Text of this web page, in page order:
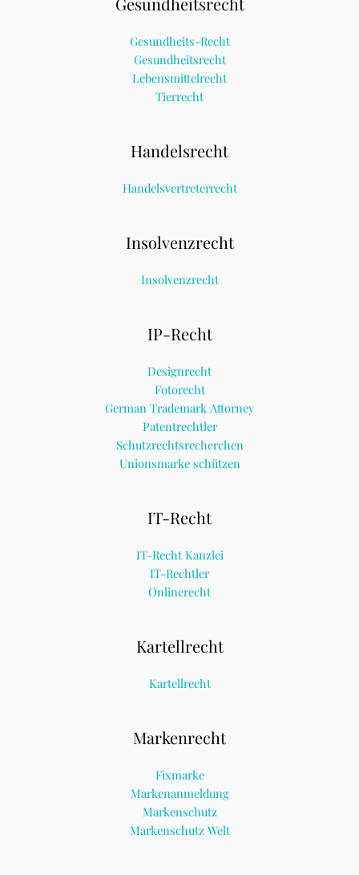
Gesundheits-Recht
Gesundheitsrecht
Lebensmittelrecht
Tierrecht
Handelsrecht
Handelsvertreterrecht
Insolvenzrecht
Insolvenzrecht
IP-Recht
Designrecht
Fotorecht
German Trademark Attorney
Patentrechtler
Schutzrechtsrecherchen
Unionsmarke schützen
IT-Recht
IT-Recht Kanzlei
IT-Rechtler
Onlinerecht
Kartellrecht
Kartellrecht
Markenrecht
Fixmarke
Markenanmeldung
Markenschutz
Markenschutz Welt